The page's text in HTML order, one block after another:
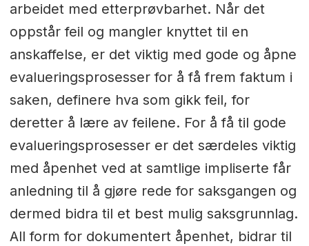
arbeidet med etterprøvbarhet. Når det
oppstår feil og mangler knyttet til en
anskaffelse, er det viktig med gode og åpne
evalueringsprosesser for å få frem faktum i
saken, definere hva som gikk feil, for
deretter å lære av feilene. For å få til gode
evalueringsprosesser er det særdeles viktig
med åpenhet ved at samtlige impliserte får
anledning til å gjøre rede for saksgangen og
dermed bidra til et best mulig saksgrunnlag.
All form for dokumentert åpenhet, bidrar til